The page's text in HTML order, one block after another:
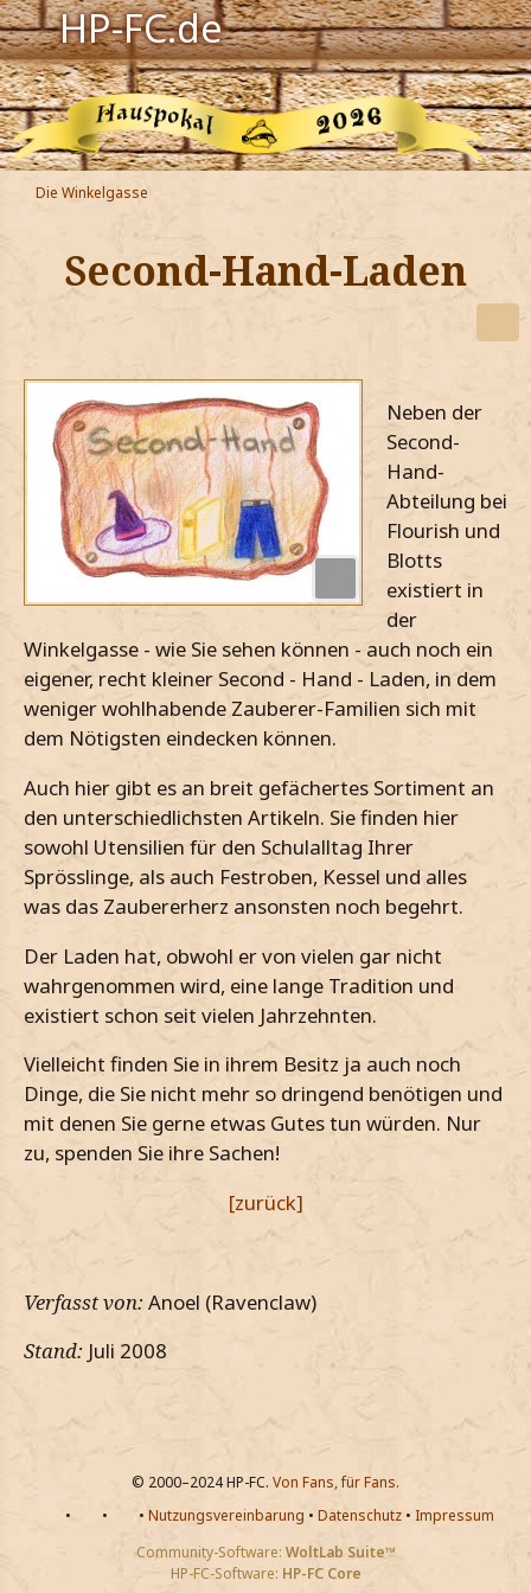
HP-FC.de
Navigation
Harry Potter
Der HP-FC
Hogwarts
Zauberwelt
Jetzt Fanclub-Mitglied werden!
Die Winkelgasse
Second-Hand-Laden
Neben der
Second-
Hand-
Abteilung bei
Flourish und
Blotts
existiert in
der
Winkelgasse - wie Sie sehen können - auch noch ein
eigener, recht kleiner Second - Hand - Laden, in dem
weniger wohlhabende Zauberer-Familien sich mit
dem Nötigsten eindecken können.
Auch hier gibt es an breit gefächertes Sortiment an
den unterschiedlichsten Artikeln. Sie finden hier
sowohl Utensilien für den Schulalltag Ihrer
Sprösslinge, als auch Festroben, Kessel und alles
was das Zaubererherz ansonsten noch begehrt.
Der Laden hat, obwohl er von vielen gar nicht
wahrgenommen wird, eine lange Tradition und
existiert schon seit vielen Jahrzehnten.
Vielleicht finden Sie in ihrem Besitz ja auch noch
Dinge, die Sie nicht mehr so dringend benötigen und
mit denen Sie gerne etwas Gutes tun würden. Nur
zu, spenden Sie ihre Sachen!
[zurück]
Verfasst von: Anoel (Ravenclaw)
Stand: Juli 2008
© 2000–2024 HP-FC. Von Fans, für Fans.
•
• • Nutzungsvereinbarung • Datenschutz• Impressum
Community-Software: WoltLab Suite™
HP-FC-Software: HP-FC Core